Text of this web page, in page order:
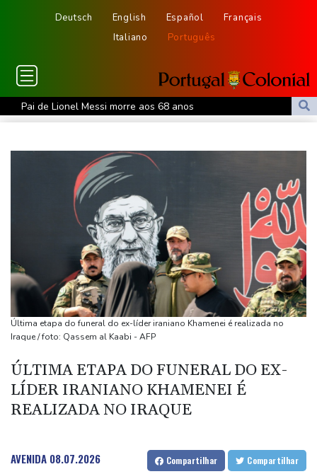
Deutsch English Español
Français
Italiano
Português
Pai de Lionel Messi morre aos 68 anos
Emirados Árabes afirmam que Irã atacou petroleiro no Estreito
Ex-advogado de Trump é confirmado como procurador-geral dos
Ex-premiê candidato à presidência da França denuncia suspeita
de interferência russa
De la Espriella se alinha aos EUA com foco no 'narcoterrorismo'
Trump vai recorrer após Justiça bloquear obra de salão de baile
De la Espriella assume poder na Colômbia com foco no
'narcoterrorismo'
De la Espriella assume o poder na Colômbia com apoio de Trump
na guerra contra o tráfico
Laudo aponta que Brandon Clarke, jogador da NBA, teve morte
por overdose acidental
Ataques de rebeldes houthis deixam 10 mortos em região
Última etapa do funeral do ex-líder iraniano Khamenei é realizada no
Iraque / foto: Qassem al Kaabi - AFP
ÚLTIMA ETAPA DO FUNERAL DO EX-
LÍDER IRANIANO KHAMENEI É
REALIZADA NO IRAQUE
AVENIDA 08.07.2026 Compartilhar Compartilhar